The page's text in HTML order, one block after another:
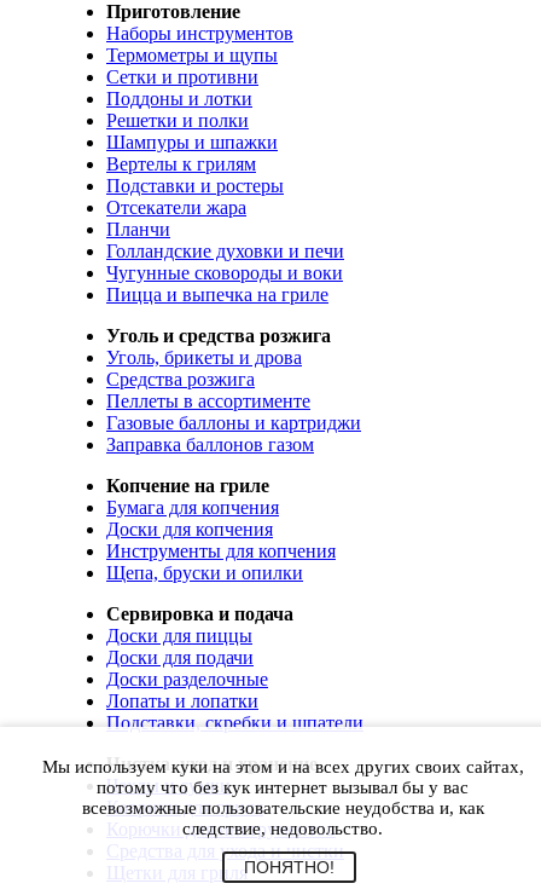
Приготовление
Наборы инструментов
Термометры и щупы
Сетки и противни
Поддоны и лотки
Решетки и полки
Шампуры и шпажки
Вертелы к грилям
Подставки и ростеры
Отсекатели жара
Планчи
Голландские духовки и печи
Чугунные сковороды и воки
Пицца и выпечка на гриле
Уголь и средства розжига
Уголь, брикеты и дрова
Средства розжига
Пеллеты в ассортименте
Газовые баллоны и картриджи
Заправка баллонов газом
Копчение на гриле
Бумага для копчения
Доски для копчения
Инструменты для копчения
Щепа, бруски и опилки
Сервировка и подача
Доски для пиццы
Доски для подачи
Доски разделочные
Лопаты и лопатки
Подставки, скребки и шпатели
Чистка, уход и хранение
Чехлы и сумки
Коврики для гриля
Корючки для инструментов
Средства для ухода и чистки
Щетки для гриля
Мы используем куки на этом и на всех других своих сайтах,
потому что без кук интернет вызывал бы у вас
всевозможные пользовательские неудобства и, как
следствие, недовольство.
ПОНЯТНО!